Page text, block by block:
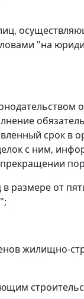
"на
срок в
с ним,
от
жилищно-